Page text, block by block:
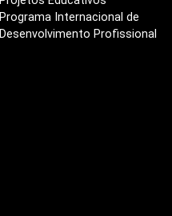
Programa Internacional de
Desenvolvimento Profissional